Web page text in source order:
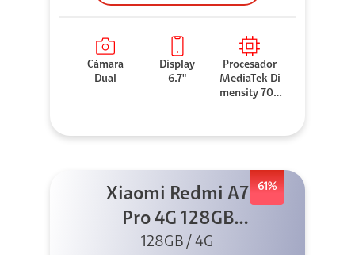
Cámara
Dual
Display
6.7"
Procesador
MediaTek Di
mensity 706
61%
Xiaomi Redmi A7
Pro 4G 128GB
Azul + Cargador
128GB / 4G